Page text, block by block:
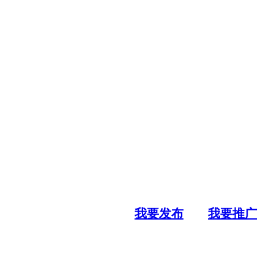
我要发布 我要推广